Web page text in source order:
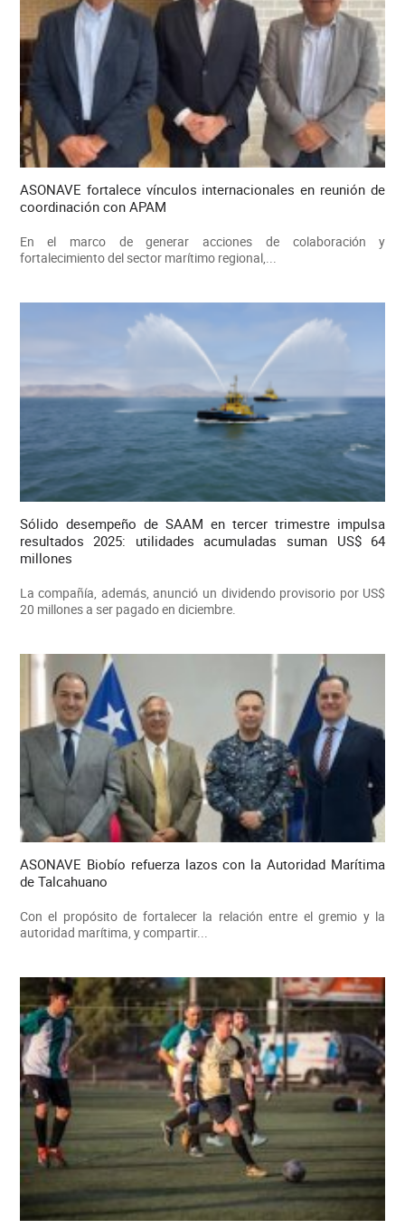
ASONAVE fortalece vínculos internacionales en reunión de
coordinación con APAM
En el marco de generar acciones de colaboración y
fortalecimiento del sector marítimo regional,...
Sólido desempeño de SAAM en tercer trimestre impulsa
resultados 2025: utilidades acumuladas suman US$ 64
millones
La compañía, además, anunció un dividendo provisorio por US$
20 millones a ser pagado en diciembre.
ASONAVE Biobío refuerza lazos con la Autoridad Marítima
de Talcahuano
Con el propósito de fortalecer la relación entre el gremio y la
autoridad marítima, y compartir...